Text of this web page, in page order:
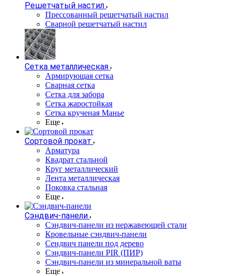
Решетчатый настил
Прессованный решетчатый настил
Сварной решетчатый настил
Сетка металлическая
Армирующая сетка
Сварная сетка
Сетка для забора
Сетка жаростойкая
Сетка крученая Манье
Еще
Сортовой прокат
Арматура
Квадрат стальной
Круг металлический
Лента металлическая
Поковка стальная
Еще
Сэндвич-панели
Cэндвич-панели из нержавеющей стали
Кровельные сэндвич-панели
Сендвич панели под дерево
Сэндвич-панели PIR (ПИР)
Сэндвич-панели из минеральной ваты
Еще